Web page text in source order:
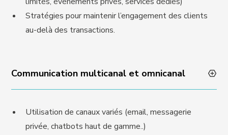
Stratégies pour maintenir l’engagement des clients
au-delà des transactions.
Communication multicanal et omnicanal
Utilisation de canaux variés (email, messagerie
privée, chatbots haut de gamme..)